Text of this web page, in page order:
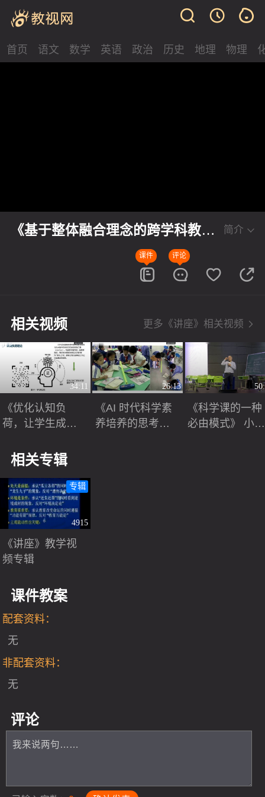
首页 语文 数学 英语 政治 历史 地理 物理
简介
《基于整体融合理念的跨学科教学
案例分析》小学科学名师讲座视频
评论
课件
相关视频 更多《讲座》相关视频
34:11
《优化认知负
荷，让学生成为
者》小学科学名
师讲座视频
26:13
《AI 时代科学素
养培养的思考和
《科学课的一种
必由模式》 小学
相关专辑
4915
专辑
《讲座》教学视
频专辑
课件教案
配套资料：
无
非配套资料：
无
评论